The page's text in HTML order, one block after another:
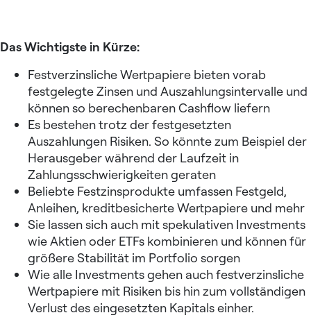
Das Wichtigste in Kürze:
Festverzinsliche Wertpapiere bieten vorab
festgelegte Zinsen und Auszahlungsintervalle und
können so berechenbaren Cashflow liefern
Es bestehen trotz der festgesetzten
Auszahlungen Risiken. So könnte zum Beispiel der
Herausgeber während der Laufzeit in
Zahlungsschwierigkeiten geraten
Beliebte Festzinsprodukte umfassen Festgeld,
Anleihen, kreditbesicherte Wertpapiere und mehr
Sie lassen sich auch mit spekulativen Investments
wie Aktien oder ETFs kombinieren und können für
größere Stabilität im Portfolio sorgen
Wie alle Investments gehen auch festverzinsliche
Wertpapiere mit Risiken bis hin zum vollständigen
Verlust des eingesetzten Kapitals einher.